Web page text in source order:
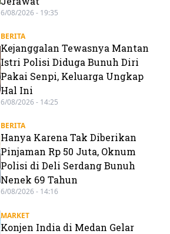
6/08/2026 - 19:35
BERITA
Kejanggalan Tewasnya Mantan
Istri Polisi Diduga Bunuh Diri
Pakai Senpi, Keluarga Ungkap
Hal Ini
6/08/2026 - 14:25
BERITA
Hanya Karena Tak Diberikan
Pinjaman Rp 50 Juta, Oknum
Polisi di Deli Serdang Bunuh
Nenek 69 Tahun
6/08/2026 - 14:16
MARKET
Konjen India di Medan Gelar